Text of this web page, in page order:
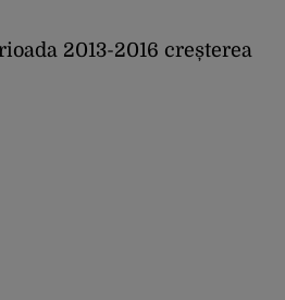
2013-2016 creșterea